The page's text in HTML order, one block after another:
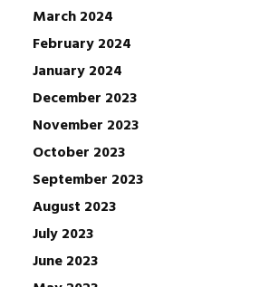
March 2024
February 2024
January 2024
December 2023
November 2023
October 2023
September 2023
August 2023
July 2023
June 2023